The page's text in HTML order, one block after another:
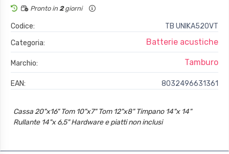
Pronto in 2giorni
Codice:
TB UNIKA520VT
Categoria:
Batterie acustiche
Marchio: Tamburo
EAN: 8032496631361
Cassa 20"x16" Tom 10"x7" Tom 12"x8" Timpano 14"x 14"
Rullante 14"x 6,5" Hardware e piatti non inclusi